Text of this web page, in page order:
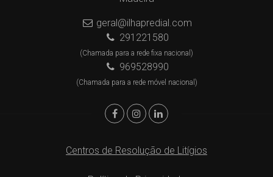
geral@ilhapredial.com
291221580
(Chamada para a rede fixa nacional)
969528990
(Chamada para a rede móvel nacional)
Centros de Resolução de Litígios